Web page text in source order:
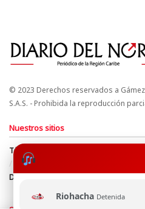
Riohacha Detenida
© 2023 Derechos reservados a
S.A.S. - Prohibida la reproducción
Nuestros sitios
Términos y Condiciones
Política de uso de cookies
Directrices Editoriales